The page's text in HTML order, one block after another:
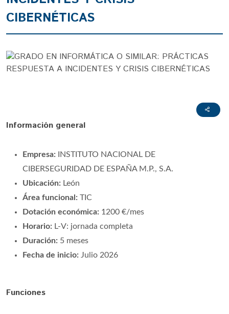
CIBERNÉTICAS
Información general
Empresa: INSTITUTO NACIONAL DE
CIBERSEGURIDAD DE ESPAÑA M.P., S.A.
Ubicación: León
Área funcional: TIC
Dotación económica: 1200 €/mes
Horario: L-V: jornada completa
Duración: 5 meses
Fecha de inicio: Julio 2026
Funciones